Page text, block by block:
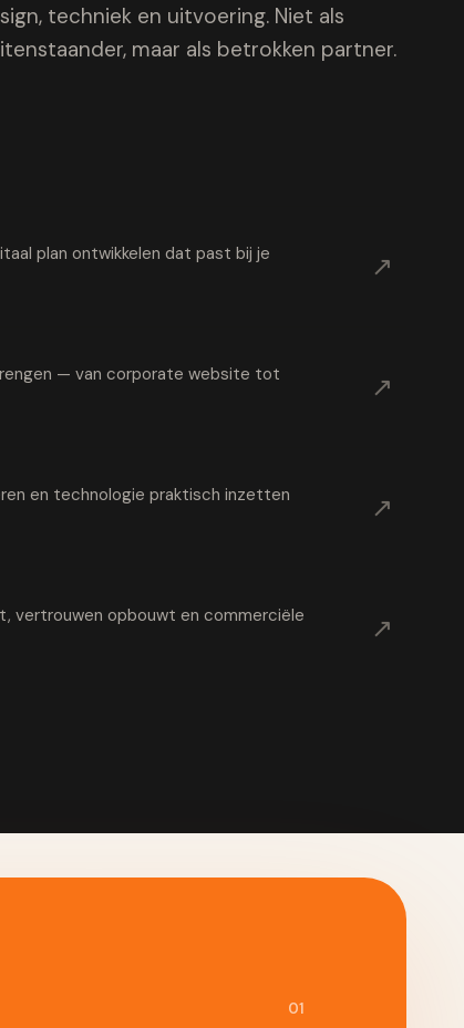
techniek en uitvoering. Niet als
maar als betrokken partner.
plan ontwikkelen dat past bij je
↗
— van corporate website tot
↗
en technologie praktisch inzetten
↗
vertrouwen opbouwt en commerciële
↗
01